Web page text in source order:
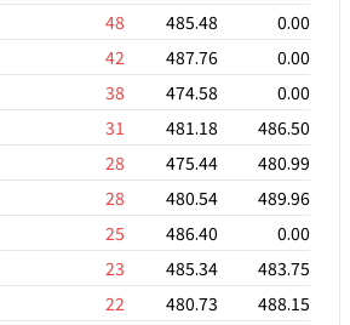
48 485.48
0.00
42 487.76
0.00
38 474.58
0.00
31 481.18
486.50
28 475.44
480.99
28 480.54
489.96
25 486.40
0.00
23 485.34
483.75
22 480.73
488.15